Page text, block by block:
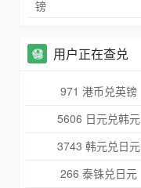
用户正在查兑
971 港币兑英镑
5606 日元兑韩元
3743 韩元兑日元
266 泰铢兑日元